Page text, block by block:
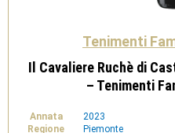
Tenimenti
Il Cavaliere Ruchè di
– Tenimenti
Annata
2023
Regione
Piemonte